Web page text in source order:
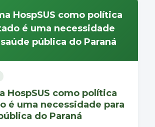
HospSUS como política
é uma necessidade
pública do Paraná
HospSUS como política
é uma necessidade para
do Paraná